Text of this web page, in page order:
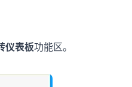
仪表板功能区。